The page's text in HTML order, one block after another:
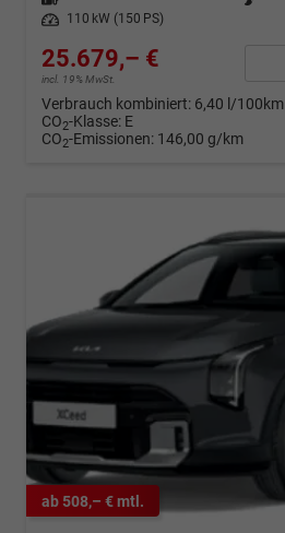
Leistung
110 kW (150 PS)
25.679,– €
incl. 19% MwSt.
Verbrauch kombiniert: 6,40 l/100km
CO2-Klasse: E
CO2-Emissionen: 146,00 g/km
ab 508,– € mtl.